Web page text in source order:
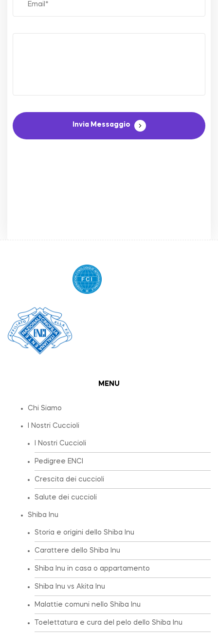
Invia Messaggio
MENU
Chi Siamo
I Nostri Cuccioli
I Nostri Cuccioli
Pedigree ENCI
Crescita dei cuccioli
Salute dei cuccioli
Shiba Inu
Storia e origini dello Shiba Inu
Carattere dello Shiba Inu
Shiba Inu in casa o appartamento
Shiba Inu vs Akita Inu
Malattie comuni nello Shiba Inu
Toelettatura e cura del pelo dello Shiba Inu